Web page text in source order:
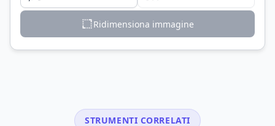
Ridimensiona immagine
STRUMENTI CORRELATI